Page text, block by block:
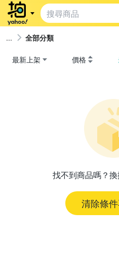
全部分類
最新上架 價格
找不到商品嗎？換
清除條